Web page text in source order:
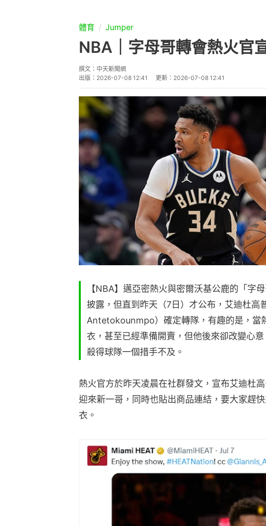
體育 Jumper
NBA｜字母哥轉會熱火
撰文： 中天新聞網
出版： 2026-07-08 12:41 更新： 2026-07-08 12:41
【NBA】邁亞密熱火與密爾沃基公鹿的「字
披露，但直到昨天（7日）才公布，艾迪杜高
Antetokounmpo）確定轉隊，有趣的是，當
衣，甚至已經準備開賣，但他後來卻改變心
殺得球隊一個措手不及。
熱火官方於昨天凌晨在社群發文，宣布艾迪杜
迎來新一哥，同時也貼出商品連結，要大家趕
衣。